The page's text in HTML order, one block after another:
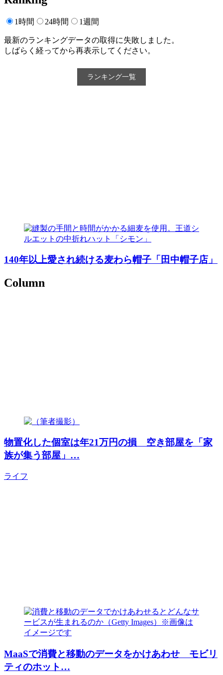
1時間 24時間 1週間
最新のランキングデータの取得に失敗しました。
しばらく経ってから再表示してください。
ランキング一覧
140年以上愛され続ける麦わら帽子「田中帽子店」
Column
物置化した個室は年21万円の損 空き部屋を「家
族が集う部屋」…
ライフ
MaaSで消費と移動のデータをかけあわせ モビリ
ティのホット…